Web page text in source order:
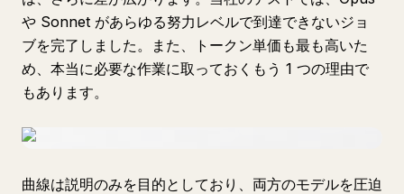
や Sonnet があらゆる努力レベルで到達できないジョ
ブを完了しました。また、トークン単価も最も高いた
め、本当に必要な作業に取っておくもう 1 つの理由で
もあります。
曲線は説明のみを目的としており、両方のモデルを圧迫